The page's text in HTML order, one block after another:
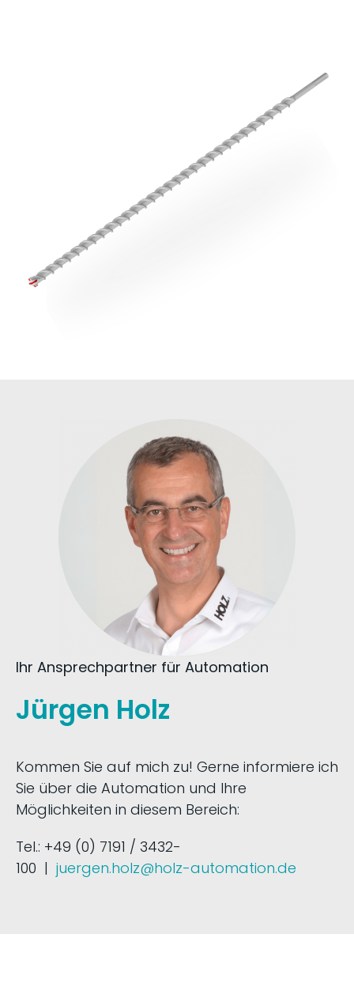
Ihr Ansprechpartner für Automation
Jürgen Holz
Kommen Sie auf mich zu! Gerne informiere ich
Sie über die Automation und Ihre
Möglichkeiten in diesem Bereich:
Tel.: +49 (0) 7191 / 3432-
100 | juergen.holz@holz-automation.de